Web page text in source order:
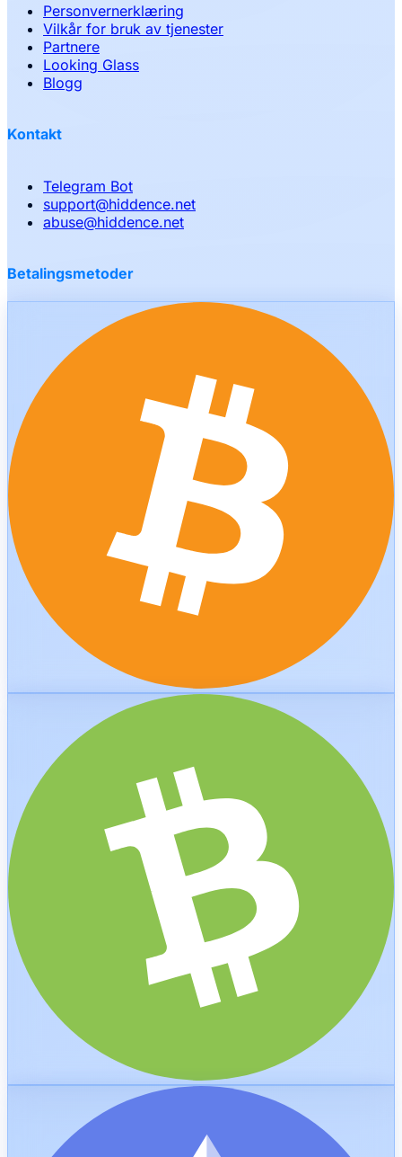
Personvernerklæring
Vilkår for bruk av tjenester
Partnere
Looking Glass
Blogg
Kontakt
Telegram Bot
support@hiddence.net
abuse@hiddence.net
Betalingsmetoder